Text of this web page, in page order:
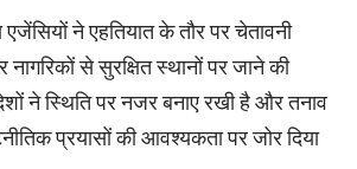
एजेंसियों ने एहतियात के तौर पर चेतावनी
से सुरक्षित स्थानों पर जाने की
ने स्थिति पर नजर बनाए रखी है और तनाव
प्रयासों की आवश्यकता पर जोर दिया